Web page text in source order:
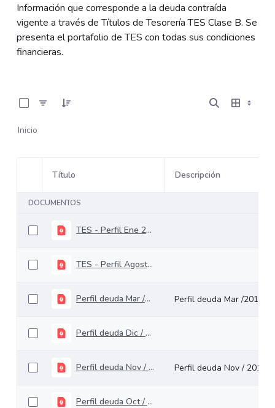
Información que corresponde a la deuda contraída
vigente a través de Títulos de Tesorería TES Clase B. Se
presenta el portafolio de TES con todas sus condiciones
financieras.
Inicio
Selección del elemento
Título Descripción
DOCUMENTOS
TES - Perfil Ene 2015
TES - Perfil Agosto 2015
Perfil deuda Mar /2015 Perfil deuda Mar /2015
Perfil deuda Dic / 2015
Perfil deuda Nov / 2015 Perfil deuda Nov / 2015
Perfil deuda Oct / 2015